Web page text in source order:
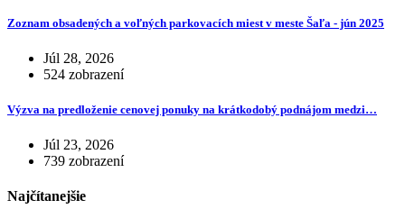
Zoznam obsadených a voľných parkovacích miest v meste Šaľa - jún 2025
Júl 28, 2026
524 zobrazení
Výzva na predloženie cenovej ponuky na krátkodobý podnájom medzi…
Júl 23, 2026
739 zobrazení
Najčítanejšie